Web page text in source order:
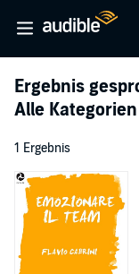
Ergebnis
Alle Kategorien
1 Ergebnis